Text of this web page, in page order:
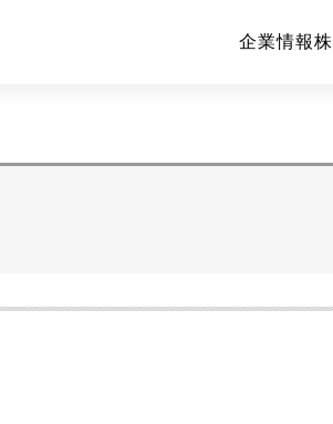
企業情報